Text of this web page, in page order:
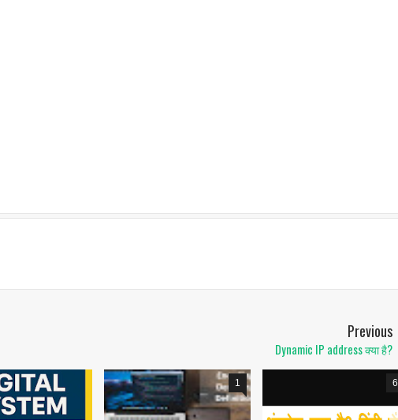
Previous
Dynamic IP address क्या है?
1 6